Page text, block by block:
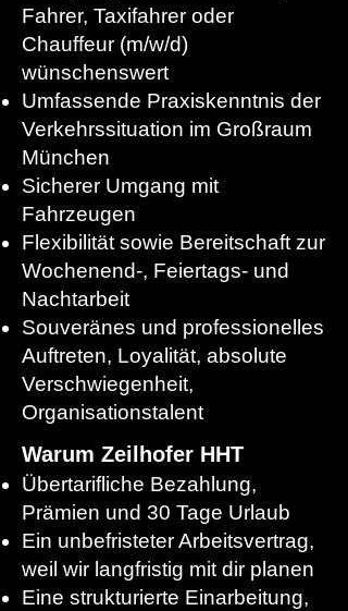
Fahrer, Taxifahrer oder
Chauffeur (m/w/d)
wünschenswert
Umfassende Praxiskenntnis der
Verkehrssituation im Großraum
München
Sicherer Umgang mit
Fahrzeugen
Flexibilität sowie Bereitschaft zur
Wochenend-, Feiertags- und
Nachtarbeit
Souveränes und professionelles
Auftreten, Loyalität, absolute
Verschwiegenheit,
Organisationstalent
Warum Zeilhofer HHT
Übertarifliche Bezahlung,
Prämien und 30 Tage Urlaub
Ein unbefristeter Arbeitsvertrag,
weil wir langfristig mit dir planen
Eine strukturierte Einarbeitung,